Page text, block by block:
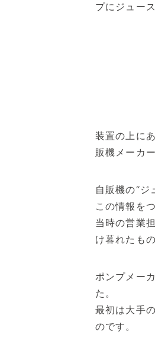
プにジュー
装置の上に
販機メーカ
自販機の“ジ
この情報を
当時の営業
け暮れたも
ポンプメー
た。
最初は大手
のです。